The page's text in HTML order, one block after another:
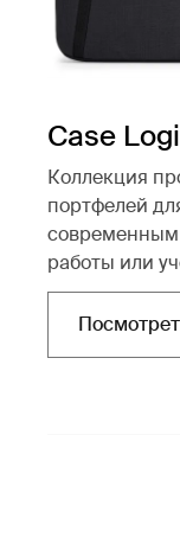
Case
Коллекция
портфелей
работы или